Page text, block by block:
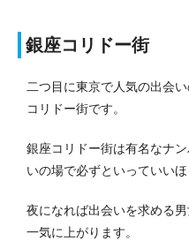
銀座コリドー街
二つ目に東京で人気の出会
コリドー街です。
銀座コリドー街は有名なナ
いの場で必ずといっていいほ
夜になれば出会いを求める
一気に上がります。